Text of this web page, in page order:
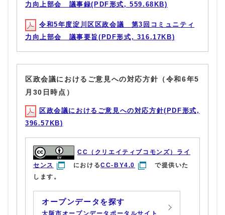
力向上部会 議事録(PDF形式, 559.68KB)
令和5年度淀川区区政会議 第3回コミュニティ
力向上部会 議事要旨(PDF形式, 316.17KB)
区政会議におけるご意見への対応方針（令和6年5
月30日時点）
区政会議におけるご意見への対応方針(PDF形式,
396.57KB)
CC（クリエイティブコモンズ）ライ
センス
におけるCC-BY4.0
で提供いた
します。
オープンデータを探す
大阪市オープンデータポータルサイト